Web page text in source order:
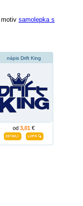
samolepka s
nápis Drift King
od 3,01 €